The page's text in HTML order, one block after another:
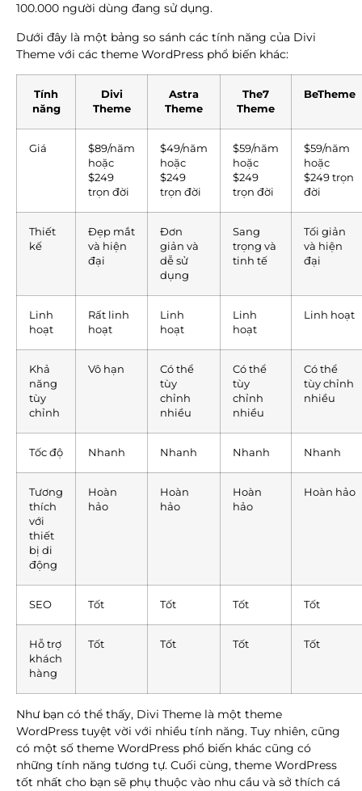
100.000 người dùng đang sử dụng.
Dưới đây là một bảng so sánh các tính năng của Divi
Theme với các theme WordPress phổ biến khác:
Tính
năng
Divi
Theme
Astra
Theme
The7
Theme
BeTheme
Giá
$89/năm
hoặc
$249
trọn đời
$49/năm
hoặc
$249
trọn đời
$59/năm
hoặc
$249
trọn đời
$59/năm
hoặc
$249 trọn
đời
Thiết
kế
Đẹp mắt
và hiện
đại
Đơn
giản và
dễ sử
dụng
Sang
trọng và
tinh tế
Tối giản
và hiện
đại
Linh
hoạt
Rất linh
hoạt
Linh
hoạt
Linh
hoạt
Linh hoạt
Khả
năng
tùy
chỉnh
Vô hạn
Có thể
tùy
chỉnh
nhiều
Có thể
tùy
chỉnh
nhiều
Có thể
tùy chỉnh
nhiều
Tốc độ Nhanh Nhanh Nhanh Nhanh
Tương
thích
với
thiết
bị di
động
Hoàn
hảo
Hoàn
hảo
Hoàn
hảo
Hoàn hảo
SEO Tốt Tốt Tốt Tốt
Hỗ trợ
khách
hàng
Tốt Tốt Tốt Tốt
Như bạn có thể thấy, Divi Theme là một theme
WordPress tuyệt vời với nhiều tính năng. Tuy nhiên, cũng
có một số theme WordPress phổ biến khác cũng có
những tính năng tương tự. Cuối cùng, theme WordPress
tốt nhất cho bạn sẽ phụ thuộc vào nhu cầu và sở thích cá